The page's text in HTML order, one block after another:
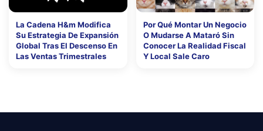
La Cadena H&m Modifica
Su Estrategia De Expansión
Global Tras El Descenso En
Las Ventas Trimestrales
Por Qué Montar Un Negocio
O Mudarse A Mataró Sin
Conocer La Realidad Fiscal
Y Local Sale Caro